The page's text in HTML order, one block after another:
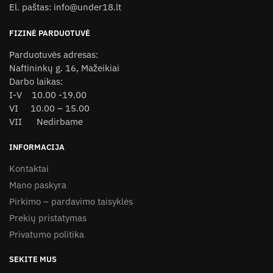
the
product
El. paštas: info@under18.lt
FIZINĖ PARDUOTUVĖ
Parduotuvės adresas:
Naftininkų g. 16, Mažeikiai
Darbo laikas:
I-V 10.00 -19.00
VI 10.00 – 15.00
VII Nedirbame
INFORMACIJA
Kontaktai
Mano paskyra
Pirkimo – pardavimo taisyklės
Prekių pristatymas
Privatumo politika
SEKITE MUS